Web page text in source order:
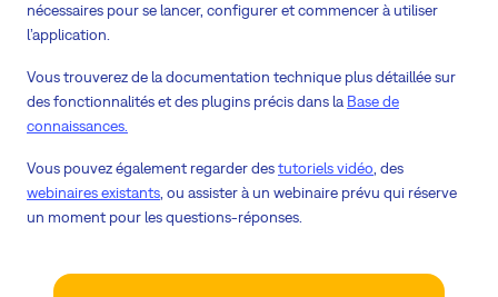
nécessaires pour se lancer, configurer et commencer à utiliser
l’application.
Vous trouverez de la documentation technique plus détaillée sur
des fonctionnalités et des plugins précis dans la Base de
connaissances.
Vous pouvez également regarder destutoriels vidéo , des
webinaires existants , ou assister à un webinaire prévu qui réserve
un moment pour les questions-réponses.